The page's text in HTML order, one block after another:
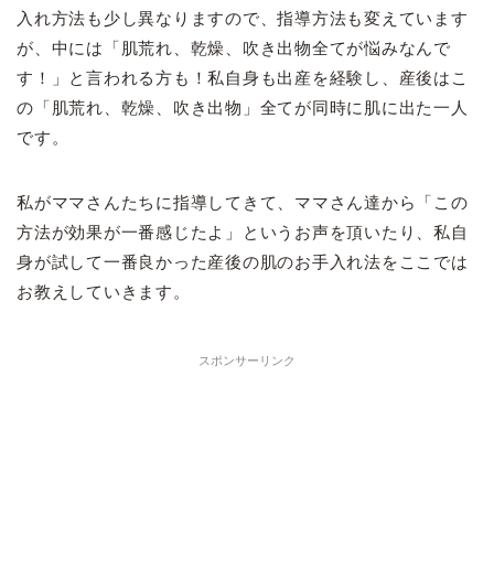
入れ方法も少し異なりますので、指導方法も変えています
が、中には「肌荒れ、乾燥、吹き出物全てが悩みなんで
す！」と言われる方も！私自身も出産を経験し、産後はこ
の「肌荒れ、乾燥、吹き出物」全てが同時に肌に出た一人
です。
私がママさんたちに指導してきて、ママさん達から「この
方法が効果が一番感じたよ」というお声を頂いたり、私自
身が試して一番良かった産後の肌のお手入れ法をここでは
お教えしていきます。
スポンサーリンク